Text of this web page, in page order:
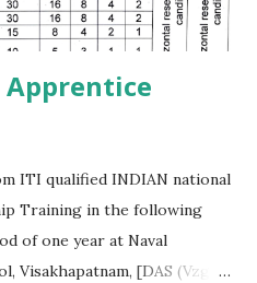
Apprentice
ITI qualified INDIAN national
Training in the following
of one year at Naval
Visakhapatnam, [DAS (Vzg)]